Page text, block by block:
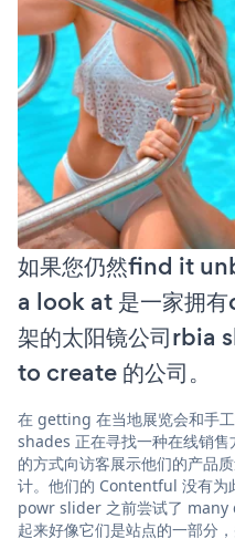
如果您仍然find it
a look at 是一家拥
架的太阳镜公司rbia
to create 的公司。
在 getting 在当地展览会和手
shades 正在寻找一种在线销
的方式向访客展示他们的产品
计。他们的 Contentful 没有为
powr slider 之前尝试了
起来好像它们是站点的一部分